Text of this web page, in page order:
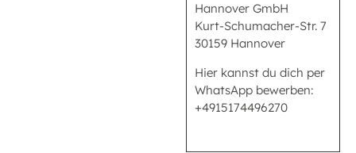
Hannover GmbH
Kurt-Schumacher-Str. 7
30159 Hannover
Hier kannst du dich per
WhatsApp bewerben:
+4915174496270